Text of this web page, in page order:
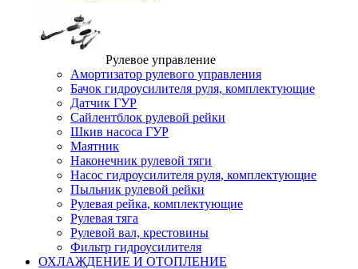
Рулевое управление
Амортизатор рулевого управления
Бачок гидроусилителя руля, комплектующие
Датчик ГУР
Сайлентблок рулевой рейки
Шкив насоса ГУР
Маятник
Наконечник рулевой тяги
Насос гидроусилителя руля, комплектующие
Пыльник рулевой рейки
Рулевая рейка, комплектующие
Рулевая тяга
Рулевой вал, крестовины
Фильтр гидроусилителя
ОХЛАЖДЕНИЕ И ОТОПЛЕНИЕ